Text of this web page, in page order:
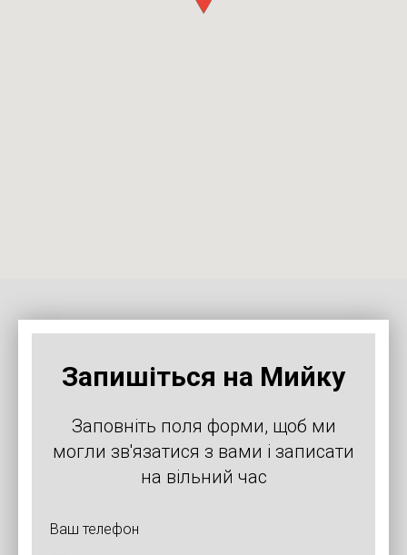
Запишіться на Мийку
Заповніть поля форми, щоб ми
могли зв'язатися з вами і записати
на вільний час
Ваш телефон